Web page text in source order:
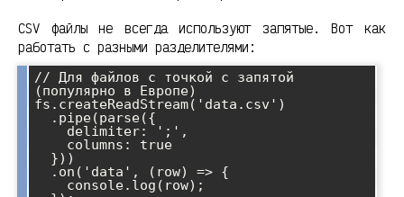
CSV файлы не всегда используют запятые. Вот как
работать с разными разделителями:
// Для файлов с точкой с запятой
(популярно в Европе)
fs.createReadStream('data.csv')